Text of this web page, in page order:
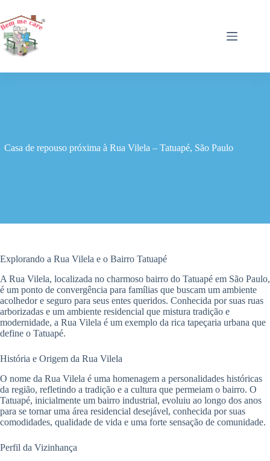
para
o
conteúdo
Casa de repouso próxima à Rua Vilela – Tatuapé, São Paulo
Explorando a Rua Vilela e o Bairro Tatuapé
A Rua Vilela, localizada no charmoso bairro do Tatuapé em São Paulo,
é um ponto de convergência para famílias que buscam um ambiente
acolhedor e seguro para seus entes queridos. Conhecida por suas ruas
arborizadas e um ambiente residencial que mistura tradição e
modernidade, a Rua Vilela é um exemplo da rica tapeçaria urbana que
define o Tatuapé.
História e Origem da Rua Vilela
O nome da Rua Vilela é uma homenagem a personalidades históricas
da região, refletindo a tradição e a cultura que permeiam o bairro. O
Tatuapé, inicialmente um bairro industrial, evoluiu ao longo dos anos
para se tornar uma área residencial desejável, conhecida por suas
comodidades, qualidade de vida e uma forte sensação de comunidade.
Perfil da Vizinhança